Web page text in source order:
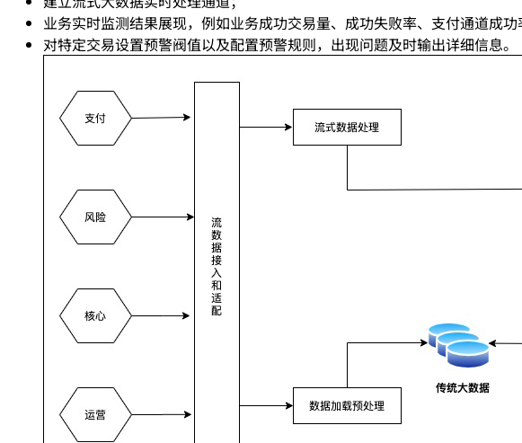
业务实时监测结果展现，例如业务成功交易量、成功失败率、支付通道成
对特定交易设置预警阀值以及配置预警规则，出现问题及时输出详细信息。